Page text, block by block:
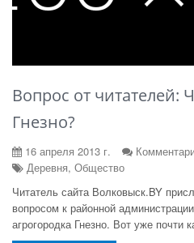
Вопрос от читателей:
Гнезно?
16 апреля 2013 г.
Деревня, Общество
Читатель сайта Волковыск.BY
вопросом к районной
агрогородка Гнезно. Вот уже почти